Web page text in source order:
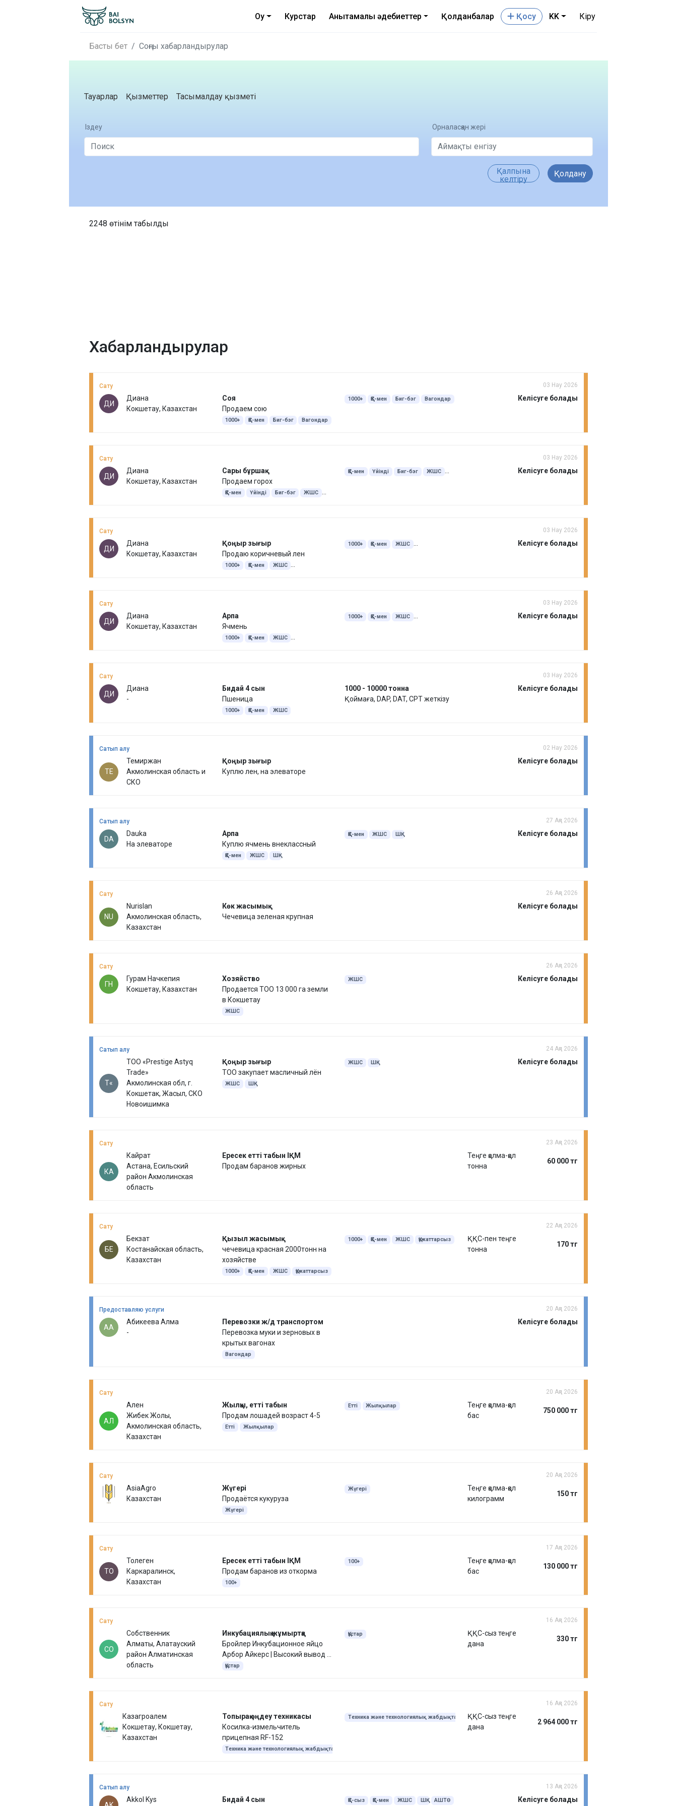
Оқу Курстар Анықтамалық әдебиеттер Қолданбалар Қосу KK Кіру
Басты бет Соңғы хабарландырулар
Тауарлар Қызметтер Тасымалдау қызметі
Іздеу Орналасқан жері
Қалпына
келтіру
Қолдану
2248 өтінім табылды
Хабарландырулар
Сату 03 Нау 2026
ДИ
Диана
Кокшетау, Казахстан
Соя
Продаем сою
1000+ ҚҚС-мен Биг-бэг
Вагондар
1000+ ҚҚС-мен Биг-бэг
Вагондар
Келісуге болады
Сату 03 Нау 2026
ДИ
Диана
Кокшетау, Казахстан
Сары бұршақ
Продаем горох
ҚҚС-мен Үйінді Биг-бэг
ЖШС
ҚҚС-мен Үйінді Биг-бэг
ЖШС
Келісуге болады
Сату 03 Нау 2026
ДИ
Диана
Кокшетау, Казахстан
Қоңыр зығыр
Продаю коричневый лен
1000+ ҚҚС-мен
ЖШС
1000+ ҚҚС-мен
ЖШС
Келісуге болады
Сату 03 Нау 2026
ДИ
Диана
Кокшетау, Казахстан
Арпа
Ячмень
1000+ ҚҚС-мен
ЖШС
1000+ ҚҚС-мен
ЖШС
Келісуге болады
Сату 03 Нау 2026
ДИ
Диана
-
Бидай 4 сын
Пшеница
1000+ ҚҚС-мен ЖШС
1000 - 10000 тонна
Қоймаға, DAP, DAT, CPT жеткізу
Келісуге болады
Сатып алу 02 Нау 2026
ТЕ
Темиржан
Акмолинская область и
СКО
Қоңыр зығыр
Куплю лен, на элеваторе
Келісуге болады
Сатып алу 27 Ақп 2026
DA
Dauka
На элеваторе
Арпа
Куплю ячмень внеклассный
ҚҚС-мен ЖШС ШҚ
ҚҚС-мен ЖШС ШҚ Келісуге болады
Сату 26 Ақп 2026
NU
Nurislan
Акмолинская область,
Казахстан
Көк жасымық
Чечевица зеленая крупная
Келісуге болады
Сату 26 Ақп 2026
ГН
Гурам Начкепия
Кокшетау, Казахстан
Хозяйство
Продается ТОО 13 000 га земли
в Кокшетау
ЖШС
ЖШС Келісуге болады
Сатып алу 24 Ақп 2026
Т«
ТОО «Prestige Astyq
Trade»
Акмолинская обл, г.
Кокшетак, Жасыл, СКО
Новоишимка
Қоңыр зығыр
ТОО закупает масличный лён
ЖШС ШҚ
ЖШС ШҚ Келісуге болады
Сату 23 Ақп 2026
КА
Кайрат
Астана, Есильский
район Акмолинская
область
Ересек етті табын ІҚМ
Продам баранов жирных
Теңге қолма-қол
тонна
60 000 тг
Сату 22 Ақп 2026
БЕ
Бекзат
Костанайская область,
Казахстан
Қызыл жасымық
чечевица красная 2000тонн на
хозяйстве
1000+ ҚҚС-мен ЖШС
Құжаттарсыз
1000+ ҚҚС-мен ЖШС
Құжаттарсыз
ҚҚС-пен теңге
тонна
170 тг
Предоставляю услуги 20 Ақп 2026
АА
Абикеева Алма
-
Перевозки ж/д транспортом
Перевозка муки и зерновых в
крытых вагонах
Вагондар
Келісуге болады
Сату 20 Ақп 2026
АЛ
Ален
Жибек Жолы,
Акмолинская область,
Казахстан
Жылқы, етті табын
Продам лошадей возраст 4-5
Етті Жылқылар
Етті Жылқылар
Теңге қолма-қол
бас
750 000 тг
Сату 20 Ақп 2026
AsiaAgro
Казахстан
Жүгері
Продаётся кукуруза
Жүгері
Жүгері
Теңге қолма-қол
килограмм
150 тг
Сату 17 Ақп 2026
ТО
Толеген
Каркаралинск,
Казахстан
Ересек етті табын ІҚМ
Продам баранов из откорма
100+
100+
Теңге қолма-қол
бас
130 000 тг
Сату 16 Ақп 2026
СО
Собственник
Алматы, Алатауский
район Алматинская
область
Инкубациялық жұмыртқа
Бройлер Инкубационное яйцо
Арбор Айкерс | Высокий вывод |
Доставка
Құстар
Құстар
ҚҚС-сыз теңге
дана
330 тг
Сату 16 Ақп 2026
Казагроалем
Кокшетау, Кокшетау,
Казахстан
Топырақ өңдеу техникасы
Косилка-измельчитель
прицепная RF-152
Техника және технологиялық жабдықтар
Техника және технологиялық жабдықтар
ҚҚС-сыз теңге
дана
2 964 000 тг
Сатып алу 13 Ақп 2026
Akkol Kys Бидай 4 сын ҚҚС-сыз ҚҚС-мен ЖШС ШҚ АШТӨ Келісуге болады